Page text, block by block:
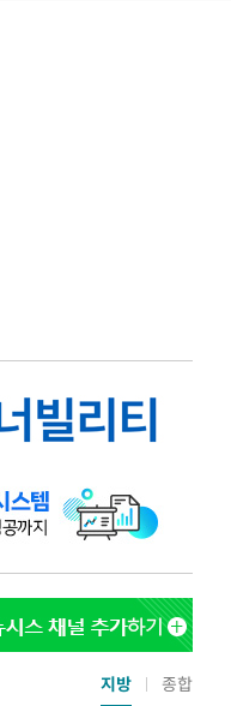
지방 종합